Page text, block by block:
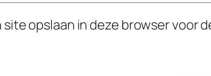
site opslaan in deze browser voor